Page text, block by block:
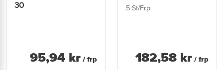
30
95,94 kr / frp
5 St/Frp
182,58 kr / frp